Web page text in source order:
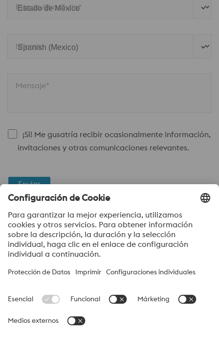
Estado/Provincia*
Idioma
Mensaje*
¡Sí! Me gusatría recibir ocasionalmente información,
invitaciones y otras comunicaciones relevantes.
Enviar
Verificación Anti-Robot
Haga clic para iniciar la verificación
FriendlyCaptcha ⇗
Acerca de voestalpine High performance Metals México
y tecnología. Con sede en Linz, Austria, voestalpine es un socio
industrias de energía.